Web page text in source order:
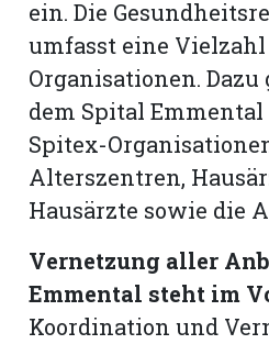
ein. Die
umfasst eine
Organisationen. Dazu
dem Spital
Spitex-
Alterszentren,
Hausärzte sowie die
Vernetzung aller
Emmental steht im
Koordination und